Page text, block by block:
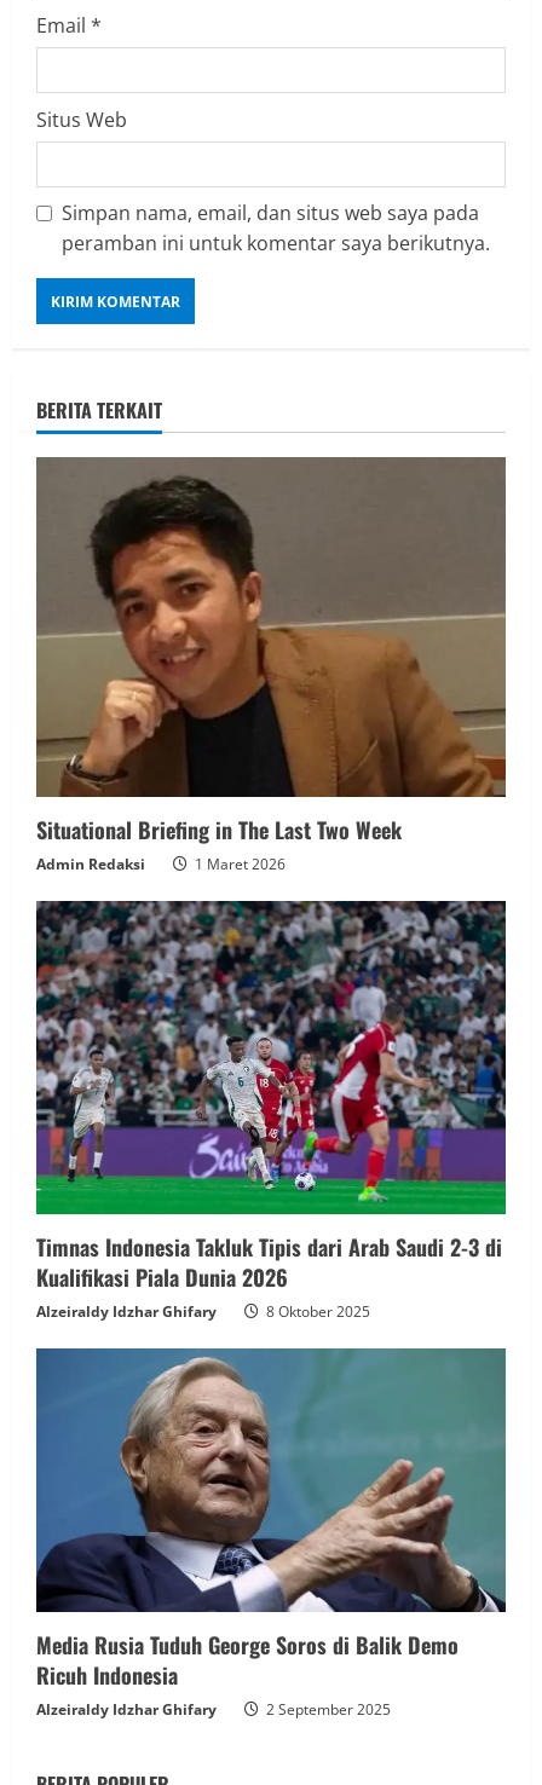
Email *
Situs Web
Simpan nama, email, dan situs web saya pada
peramban ini untuk komentar saya berikutnya.
BERITA TERKAIT
Situational Briefing in The Last Two Week
Admin Redaksi 1 Maret 2026
Timnas Indonesia Takluk Tipis dari Arab Saudi 2-3 di
Kualifikasi Piala Dunia 2026
Alzeiraldy Idzhar Ghifary 8 Oktober 2025
Media Rusia Tuduh George Soros di Balik Demo
Ricuh Indonesia
Alzeiraldy Idzhar Ghifary 2 September 2025